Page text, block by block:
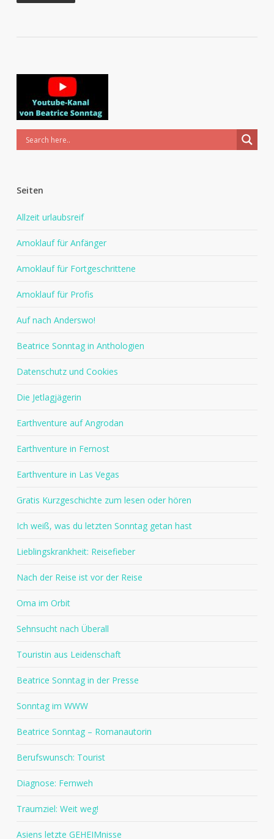
Seiten
Allzeit urlaubsreif
Amoklauf für Anfänger
Amoklauf für Fortgeschrittene
Amoklauf für Profis
Auf nach Anderswo!
Beatrice Sonntag in Anthologien
Datenschutz und Cookies
Die Jetlagjägerin
Earthventure auf Angrodan
Earthventure in Fernost
Earthventure in Las Vegas
Gratis Kurzgeschichte zum lesen oder hören
Ich weiß, was du letzten Sonntag getan hast
Lieblingskrankheit: Reisefieber
Nach der Reise ist vor der Reise
Oma im Orbit
Sehnsucht nach Überall
Touristin aus Leidenschaft
Beatrice Sonntag in der Presse
Sonntag im WWW
Beatrice Sonntag – Romanautorin
Berufswunsch: Tourist
Diagnose: Fernweh
Traumziel: Weit weg!
Asiens letzte GEHEIMnisse